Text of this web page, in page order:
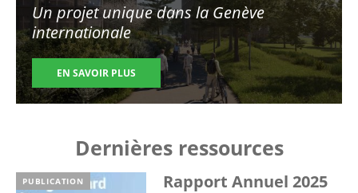
Un projet unique dans la Genève
internationale
EN SAVOIR PLUS
Dernières ressources
PUBLICATION Rapport Annuel 2025